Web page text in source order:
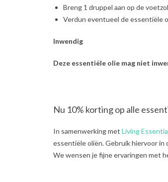
Breng 1 druppel aan op de
Verdun eventueel de essentiële
Inwendig
Deze essentiële olie mag niet
Nu 10% korting op alle
In samenwerking met Living
essentiële oliën. Gebruik hiervoor in
We wensen je fijne ervaringen met